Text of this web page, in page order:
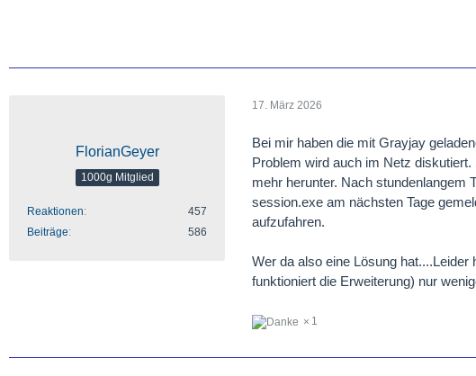
FlorianGeyer
1000g Mitglied
Reaktionen
457
Beiträge
586
17. März 2026
Bei mir haben die mit Grayjay
Problem wird auch im Netz
mehr herunter. Nach stundenlangem
session.exe am nächsten Tage
aufzufahren.
Wer da also eine Lösung
funktioniert die Erweiterung) nur
1